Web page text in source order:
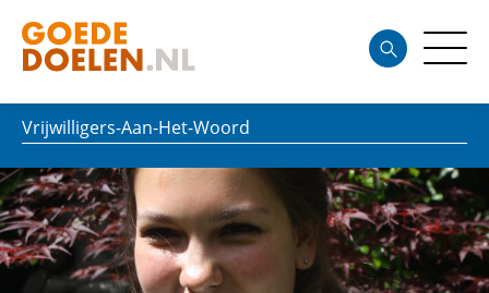
Vrijwilligers-Aan-Het-Woord